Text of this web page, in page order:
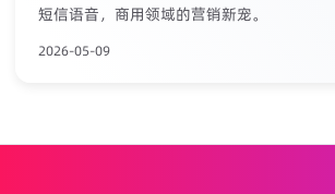
短信语音，商用领域的营销新宠。
2026-05-09